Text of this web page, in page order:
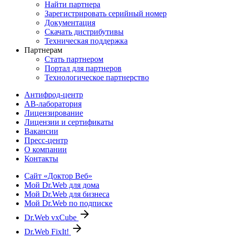
Найти партнера
Зарегистрировать серийный номер
Документация
Скачать дистрибутивы
Техническая поддержка
Партнерам
Стать партнером
Портал для партнеров
Технологическое партнерство
Антифрод-центр
АВ-лаборатория
Лицензирование
Лицензии и сертификаты
Вакансии
Пресс-центр
О компании
Контакты
Сайт «Доктор Веб»
Мой Dr.Web для дома
Мой Dr.Web для бизнеса
Мой Dr.Web по подписке
Dr.Web vxCube
Dr.Web FixIt!